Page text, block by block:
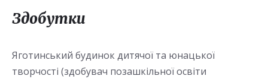
Здобутки
Яготинський будинок дитячої та юнацької
творчості (здобувач позашкільної освіти